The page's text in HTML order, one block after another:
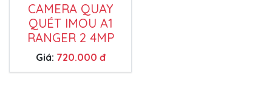
CAMERA QUAY
QUÉT IMOU A1
RANGER 2 4MP
Giá: 720.000 đ